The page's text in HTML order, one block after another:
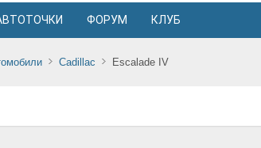
ФОРУМ КЛУБ
Cadillac Escalade IV